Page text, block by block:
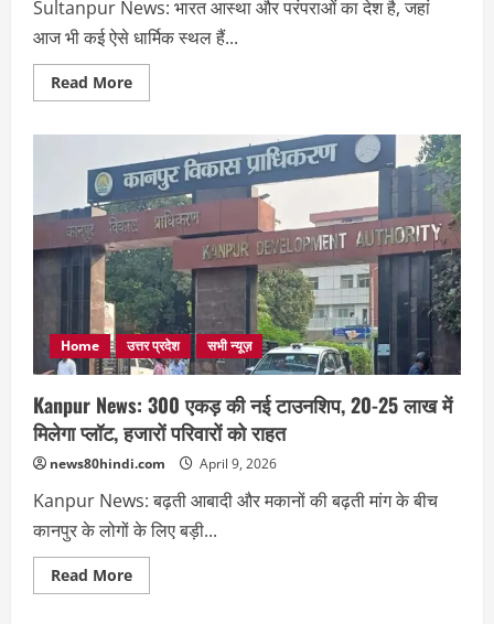
Sultanpur News: भारत आस्था और परंपराओं का देश है, जहां
आज भी कई ऐसे धार्मिक स्थल हैं...
Read MoreRead
more
चंद्रिका
देवी
धाम
जहां
नई
बहू
का
घर
में
प्रवेश
से
पहले
मंदिर
जाना
जरूरी
Home उत्तर प्रदेश सभी न्यूज़
Kanpur News: 300 एकड़ की नई टाउनशिप, 20-25 लाख में
मिलेगा प्लॉट, हजारों परिवारों को राहत
news80hindi.com April 9, 2026
Kanpur News: बढ़ती आबादी और मकानों की बढ़ती मांग के बीच
कानपुर के लोगों के लिए बड़ी...
Read MoreRead
more